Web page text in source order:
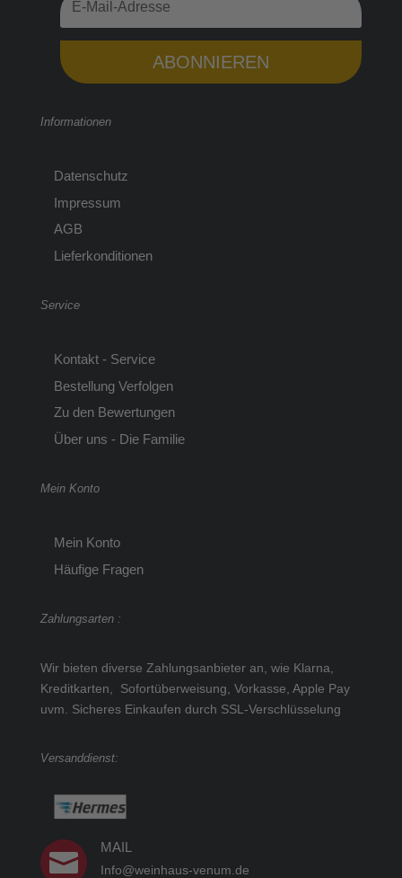
ABONNIEREN
Informationen
Datenschutz
Impressum
AGB
Lieferkonditionen
Service
Kontakt - Service
Bestellung Verfolgen
Zu den Bewertungen
Über uns - Die Familie
Mein Konto
Mein Konto
Häufige Fragen
Zahlungsarten :
Wir bieten diverse Zahlungsanbieter an, wie Klarna,
Kreditkarten, Sofortüberweisung, Vorkasse, Apple Pay
uvm. Sicheres Einkaufen durch SSL-Verschlüsselung
Versanddienst:

MAIL
Info@weinhaus-venum.de